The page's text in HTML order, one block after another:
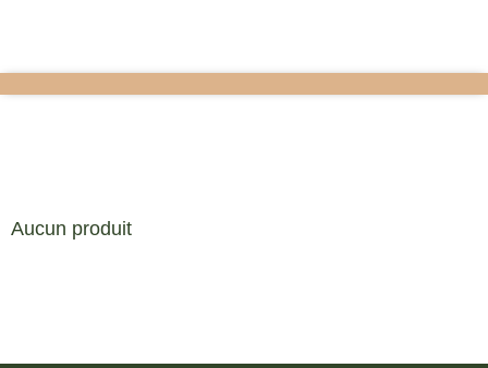
Aucun produit